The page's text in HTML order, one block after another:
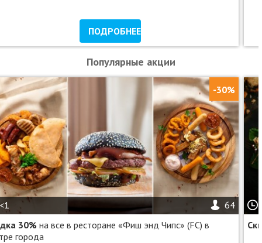
ПОДРОБНЕЕ
Популярные акции
-30%
<1
64
30% на все в ресторане «Фиш энд Чипс» (FC) в
города